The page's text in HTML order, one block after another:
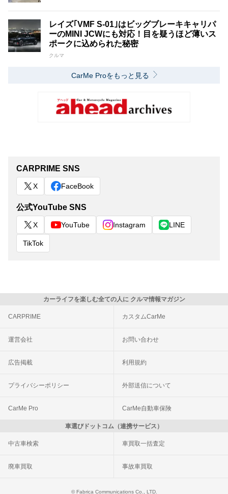
レイズ｢VMF S-01｣はビッグブレーキキャリパ
ーのMINI JCWにも対応！目を疑うほど薄いス
ポークに込められた秘密
クルマ
CarMe Proをもっと見る
CARPRIME SNS
X FaceBook
公式YouTube SNS
X YouTube Instagram LINE
TikTok
カーライフを楽しむ全ての人に クルマ情報マガジン
CARPRIME カスタムCarMe
運営会社 お問い合わせ
広告掲載 利用規約
プライバシーポリシー 外部送信について
CarMe Pro CarMe自動車保険
車選びドットコム（連携サービス）
中古車検索 車買取一括査定
廃車買取 事故車買取
© Fabrica Communications Co., LTD.